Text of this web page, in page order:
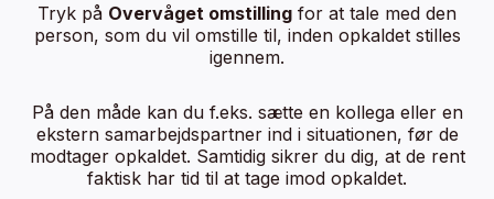
Tryk på Overvåget omstilling for at tale med den
person, som du vil omstille til, inden opkaldet stilles
igennem.
På den måde kan du f.eks. sætte en kollega eller en
ekstern samarbejdspartner ind i situationen, før de
modtager opkaldet. Samtidig sikrer du dig, at de rent
faktisk har tid til at tage imod opkaldet.